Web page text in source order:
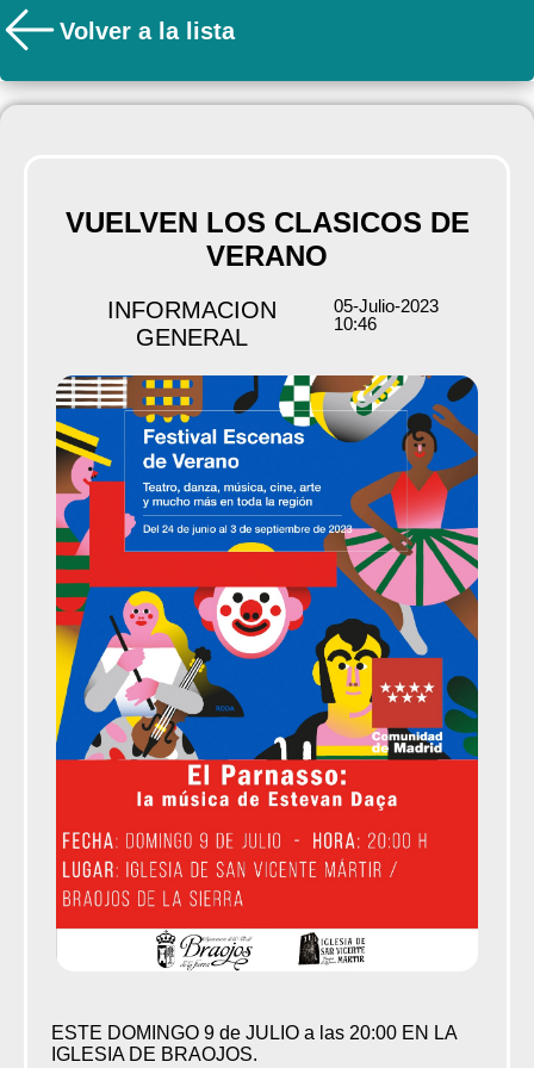
Volver a la lista
VUELVEN LOS CLASICOS DE
VERANO
INFORMACION
GENERAL
05-Julio-2023
10:46
ESTE DOMINGO 9 de JULIO a las 20:00 EN LA
IGLESIA DE BRAOJOS.